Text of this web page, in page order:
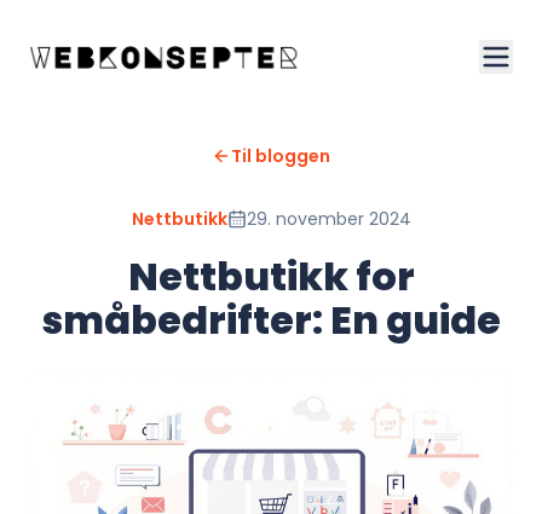
Til bloggen
Nettbutikk 29. november 2024
Nettbutikk for
småbedrifter: En guide